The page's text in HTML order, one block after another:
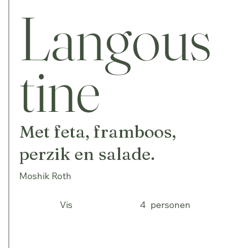
Langous
tine
Met feta, framboos,
perzik en salade.
Moshik Roth
Vis 4 personen